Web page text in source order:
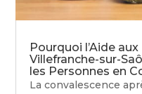
Pourquoi l’Aide
Villefranche-sur-
les Personnes en
La convalescence